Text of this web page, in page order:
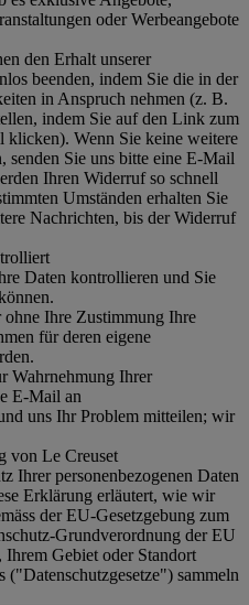
oder Werbeangebote
den Erhalt unserer
beenden, indem Sie die in der
in Anspruch nehmen (z. B.
indem Sie auf den Link zum
klicken). Wenn Sie keine weitere
senden Sie uns bitte eine E-Mail
Ihren Widerruf so schnell
Umständen erhalten Sie
Nachrichten, bis der Widerruf
Daten kontrollieren und Sie
ohne Ihre Zustimmung Ihre
für deren eigene
Wahrnehmung Ihrer
E-Mail an
uns Ihr Problem mitteilen; wir
von Le Creuset
Ihrer personenbezogenen Daten
Erklärung erläutert, wie wir
der EU-Gesetzgebung zum
Grundverordnung der EU
Gebiet oder Standort
("Datenschutzgesetze") sammeln